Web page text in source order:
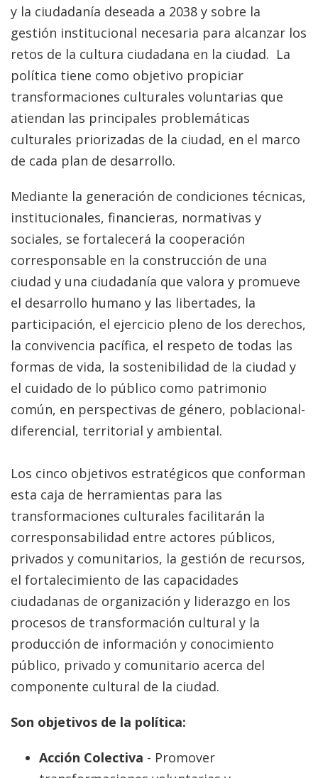
y la ciudadanía deseada a 2038 y sobre la
gestión institucional necesaria para alcanzar los
retos de la cultura ciudadana en la ciudad. La
política tiene como objetivo propiciar
transformaciones culturales voluntarias que
atiendan las principales problemáticas
culturales priorizadas de la ciudad, en el marco
de cada plan de desarrollo.
Mediante la generación de condiciones técnicas,
institucionales, financieras, normativas y
sociales, se fortalecerá la cooperación
corresponsable en la construcción de una
ciudad y una ciudadanía que valora y promueve
el desarrollo humano y las libertades, la
participación, el ejercicio pleno de los derechos,
la convivencia pacífica, el respeto de todas las
formas de vida, la sostenibilidad de la ciudad y
el cuidado de lo público como patrimonio
común, en perspectivas de género, poblacional-
diferencial, territorial y ambiental.
Los cinco objetivos estratégicos que conforman
esta caja de herramientas para las
transformaciones culturales facilitarán la
corresponsabilidad entre actores públicos,
privados y comunitarios, la gestión de recursos,
el fortalecimiento de las capacidades
ciudadanas de organización y liderazgo en los
procesos de transformación cultural y la
producción de información y conocimiento
público, privado y comunitario acerca del
componente cultural de la ciudad.
Son objetivos de la política:
Acción Colectiva - Promover